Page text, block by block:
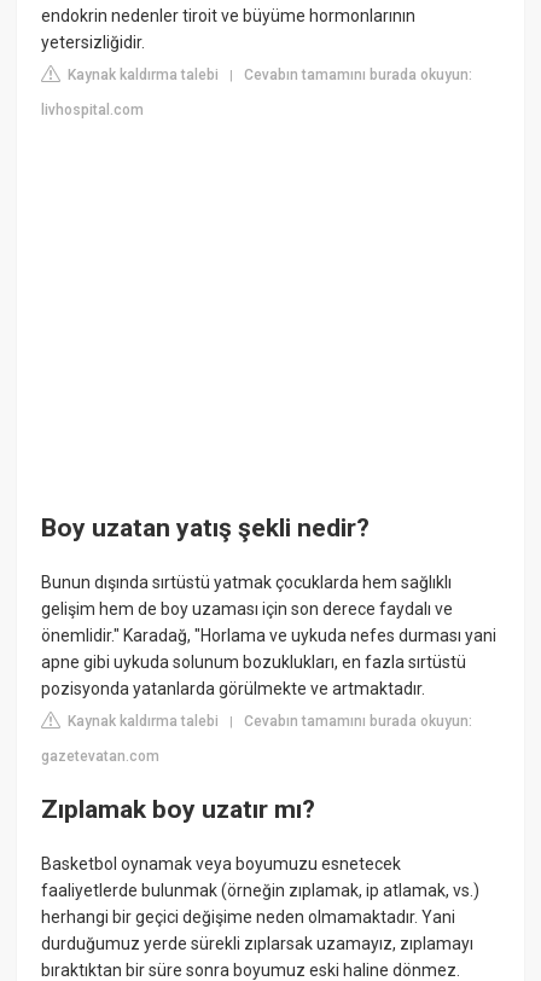
endokrin nedenler tiroit ve büyüme hormonlarının
yetersizliğidir.
Kaynak kaldırma talebi |Cevabın tamamını burada okuyun:
livhospital.com
Boy uzatan yatış şekli nedir?
Bunun dışında sırtüstü yatmak çocuklarda hem sağlıklı
gelişim hem de boy uzaması için son derece faydalı ve
önemlidir." Karadağ, "Horlama ve uykuda nefes durması yani
apne gibi uykuda solunum bozuklukları, en fazla sırtüstü
pozisyonda yatanlarda görülmekte ve artmaktadır.
Kaynak kaldırma talebi |Cevabın tamamını burada okuyun:
gazetevatan.com
Zıplamak boy uzatır mı?
Basketbol oynamak veya boyumuzu esnetecek
faaliyetlerde bulunmak (örneğin zıplamak, ip atlamak, vs.)
herhangi bir geçici değişime neden olmamaktadır. Yani
durduğumuz yerde sürekli zıplarsak uzamayız, zıplamayı
bıraktıktan bir süre sonra boyumuz eski haline dönmez.